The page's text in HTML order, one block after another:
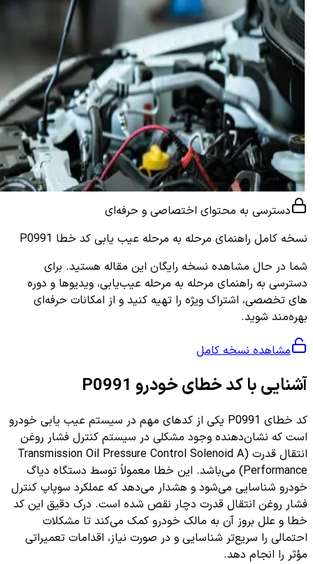
دسترسی به محتوای اختصاصی و حرفه‌ای
نسخه کامل راهنمای مرحله به مرحله عیب یابی کد خطا P0991
شما در حال مشاهده نسخه رایگان این مقاله هستید. برای
دسترسی به راهنمای مرحله به مرحله عیب‌یابی، ویدیوها و دوره
های تخصصی، اشتراک ویژه را تهیه کنید و از امکانات حرفه‌ای
بهره‌مند شوید.
مشاهده نسخه کامل
آشنایی با کد خطای خودرو P0991
کد خطای P0991 یکی از کدهای مهم در سیستم عیب یابی خودرو
است که نشان‌دهنده وجود مشکلی در سیستم کنترل فشار روغن
انتقال قدرت (Transmission Oil Pressure Control Solenoid A
Performance) می‌باشد. این خطا معمولاً توسط دستگاه دیاگ
خودرو شناسایی می‌شود و هشدار می‌دهد که عملکرد سوپاپ کنترل
فشار روغن انتقال قدرت دچار نقص شده است. درک دقیق این کد
خطا و علل بروز آن به مالک خودرو کمک می‌کند تا مشکلات
احتمالی را سریع‌تر شناسایی و در صورت نیاز، اقدامات تعمیراتی
مؤثر را انجام دهد.